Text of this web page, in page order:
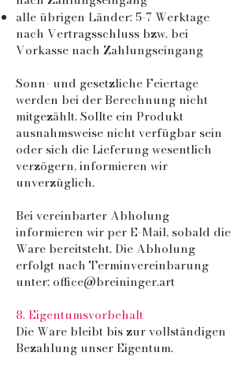
alle übrigen Länder: 5-7 Werktage
nach Vertragsschluss bzw. bei
Vorkasse nach Zahlungseingang
Sonn- und gesetzliche Feiertage
werden bei der Berechnung nicht
mitgezählt. Sollte ein Produkt
ausnahmsweise nicht verfügbar sein
oder sich die Lieferung wesentlich
verzögern, informieren wir
unverzüglich.
Bei vereinbarter Abholung
informieren wir per E-Mail, sobald die
Ware bereitsteht. Die Abholung
erfolgt nach Terminvereinbarung
unter: office@breininger.art
8. Eigentumsvorbehalt
Die Ware bleibt bis zur vollständigen
Bezahlung unser Eigentum.